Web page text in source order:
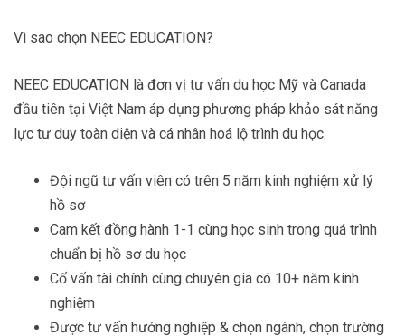
Vì sao chọn NEEC EDUCATION?
NEEC EDUCATION là đơn vị tư vấn du học Mỹ và Canada
đầu tiên tại Việt Nam áp dụng phương pháp khảo sát năng
lực tư duy toàn diện và cá nhân hoá lộ trình du học.
Đội ngũ tư vấn viên có trên 5 năm kinh nghiệm xử lý
hồ sơ
Cam kết đồng hành 1-1 cùng học sinh trong quá trình
chuẩn bị hồ sơ du học
Cố vấn tài chính cùng chuyên gia có 10+ năm kinh
nghiệm
Được tư vấn hướng nghiệp & chọn ngành, chọn trường